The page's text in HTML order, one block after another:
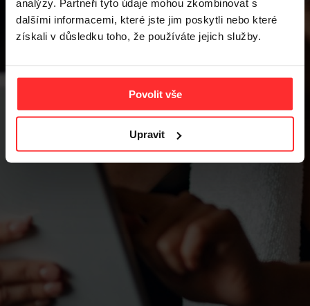
analýzy. Partneři tyto údaje mohou zkombinovat s
dalšími informacemi, které jste jim poskytli nebo které
získali v důsledku toho, že používáte jejich služby.
Povolit vše
Upravit
NEWS